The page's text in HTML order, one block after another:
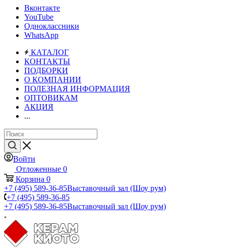
Вконтакте
YouTube
Одноклассники
WhatsApp
КАТАЛОГ
КОНТАКТЫ
ПОДБОРКИ
О КОМПАНИИ
ПОЛЕЗНАЯ ИНФОРМАЦИЯ
ОПТОВИКАМ
АКЦИЯ
...
Войти
Отложенные 0
Корзина 0
+7 (495) 589-36-85Выставочный зал (Шоу рум)
+7 (495) 589-36-85
+7 (495) 589-36-85Выставочный зал (Шоу рум)